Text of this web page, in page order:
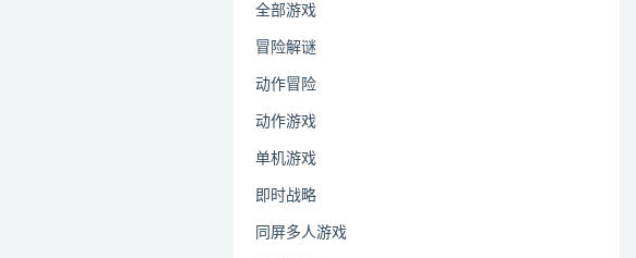
全部游戏
冒险解谜
动作冒险
动作游戏
单机游戏
即时战略
同屏多人游戏